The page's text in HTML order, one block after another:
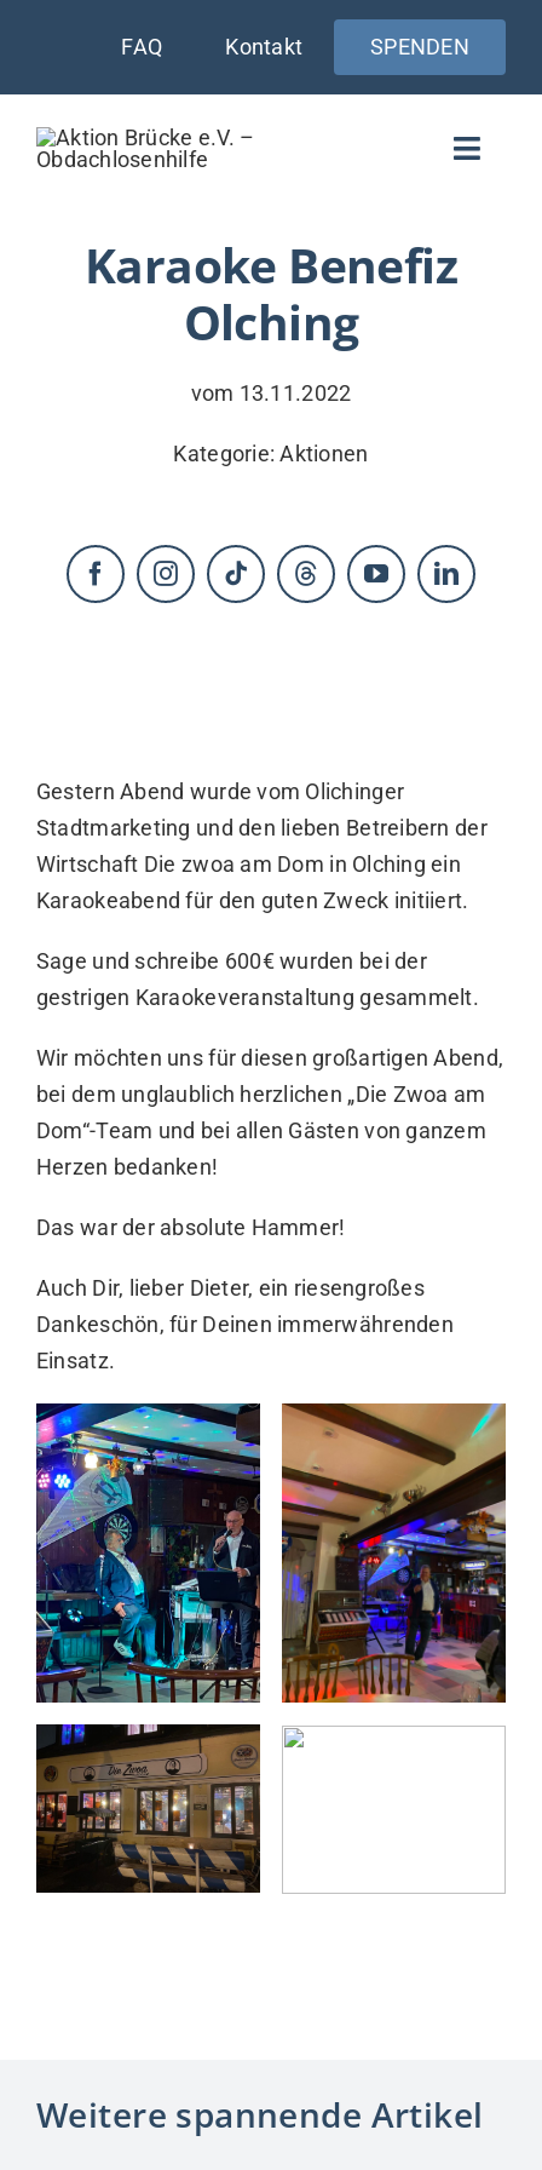
springen
FAQ Kontakt SPENDEN
Toggle
KONTAKT
Karaoke Benefiz
Olching
vom 13.11.2022
Kategorie:Aktionen
Gestern Abend wurde vom Olichinger
Stadtmarketing und den lieben Betreibern der
Wirtschaft Die zwoa am Dom in Olching ein
Karaokeabend für den guten Zweck initiiert.
Sage und schreibe 600€ wurden bei der
gestrigen Karaokeveranstaltung gesammelt.
Wir möchten uns für diesen großartigen Abend,
bei dem unglaublich herzlichen „Die Zwoa am
Dom“-Team und bei allen Gästen von ganzem
Herzen bedanken!
Das war der absolute Hammer!
Auch Dir, lieber Dieter, ein riesengroßes
Dankeschön, für Deinen immerwährenden
Einsatz.
Weitere spannende Artikel